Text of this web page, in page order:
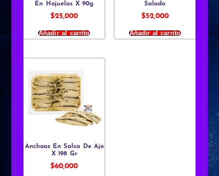
En Hojuelas X 90g
$25,000
Añadir al carrito
Salado
$52,000
Añadir al carrito
Anchoas En Salsa De Ajo
X 198 Gr
$60,000